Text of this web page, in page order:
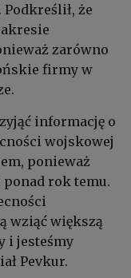
że
zarówno
firmy w
informację o
wojskowej
ponieważ
ponad rok temu.
wziąć większą
i jesteśmy
Pevkur.